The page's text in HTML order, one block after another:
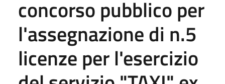
concorso pubblico per
l'assegnazione di n.5
licenze per l'esercizio